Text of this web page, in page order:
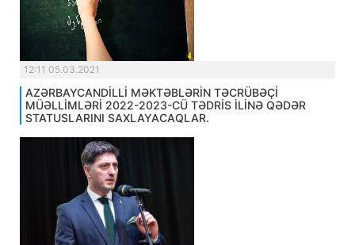
12:11 05.03.2021
AZƏRBAYCANDİLLİ MƏKTƏBLƏRİN TƏCRÜBƏÇİ
MÜƏLLİMLƏRİ 2022-2023-CÜ TƏDRİS İLİNƏ QƏDƏR
STATUSLARINI SAXLAYACAQLAR.